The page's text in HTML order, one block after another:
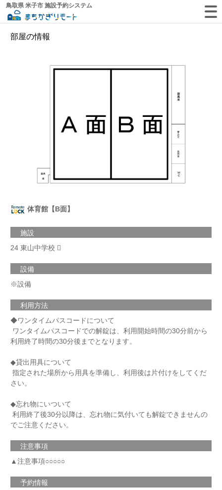
鳥取県 米子市 施設予約システム
部屋の情報
体育館【B面】
施設
24 東山中学校
設備
※設備
利用方法
◆ワンタイムパスコードについて
ワンタイムパスコードでの解錠は、利用開始時間の30分前から
利用終了時間の30分後までとなります。
◆貸出用具について
指定された場所から用具を準備し、利用後は片付けをしてくだ
さい。
◆忘れ物にいついて
利用終了後30分以降は、忘れ物に気付いても解錠できませんの
でご注意ください。
注意事項
▲注意事項○○○○○
予約情報